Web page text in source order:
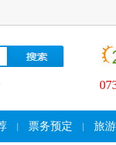
票务预定 旅